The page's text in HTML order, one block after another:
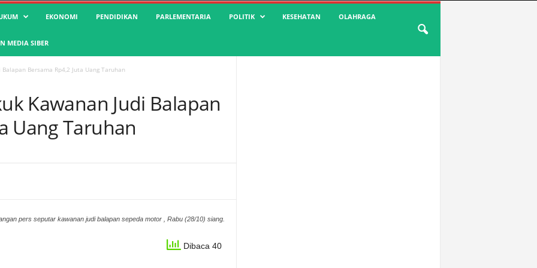
EKONOMI PENDIDIKAN PARLEMENTARIA POLITIK KESEHATAN OLAHRAGA
MEDIA SIBER
Bersama Rp4,2 Juta Uang Taruhan
Kawanan Judi Balapan
Uang Taruhan
pers seputar kawanan judi balapan sepeda motor , Rabu (28/10) siang.
Dibaca 40